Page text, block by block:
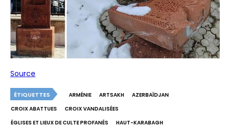
Source
ÉTIQUETTES ARMÉNIE ARTSAKH
AZERBAÏDJAN
CROIX ABATTUES
CROIX VANDALISÉES
ÉGLISES ET LIEUX DE CULTE PROFANÉS
HAUT-KARABAGH